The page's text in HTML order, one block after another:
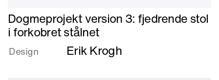
Læs
mere
om
Dogmeprojekt
version
Dogmeprojekt version 3: fjedrende stol
i forkobret stålnet
Design Erik Krogh